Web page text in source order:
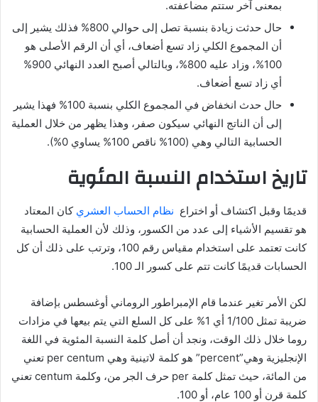
بمعنى آخر ستتم مضاعفته.
حال حدثت زيادة بنسبة تصل إلى حوالي 800% فذلك يشير إلى
أن المجموع الكلي زاد تسع أضعاف، أي أن الرقم الأصلى هو
100%، وزاد عليه 800%، وبالتالي أصبح العدد النهائي 900%
أي زاد تسع أضعاف.
حال حدث انخفاض في المجموع الكلي بنسبة 100% فهذا يشير
إلى أن الناتج النهائي سيكون صفر، وهذا يظهر من خلال العملية
الحسابية التالي وهي (100% ناقص 100% يساوي 0%).
تاريخ استخدام النسبة المئوية
قديمًا وقبل اكتشاف أو اختراع نظام الحساب العشري كان المعتاد
هو تقسيم الأشياء إلى عدد من الكسور، وذلك لأن العملية الحسابية
كانت تعتمد على استخدام مقياس رقم 100، وترتب على ذلك أن كل
الحسابات قديمًا كانت تتم على كسور الـ 100.
لكن الأمر تغير عندما قام الإمبراطور الروماني أوغسطس بإضافة
ضريبة تمثل 1/100 أي 1% على كل السلع التي يتم بيعها في مزادات
روما خلال ذلك الوقت، ونجد أن أصل كلمة النسبة المئوية في اللغة
الإنجليزية وهي”percent” هو كلمة لاتينية وهي per centum تعني
من المائة، حيث تمثل كلمة per حرف الجر من، وكلمة centum تعني
كلمة قرن أو 100 عام، أو 100.